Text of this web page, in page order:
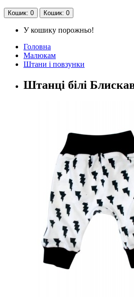
Кошик: 0 Кошик: 0
У кошику порожньо!
Головна
Малюкам
Штани і повзунки
Штанці білі